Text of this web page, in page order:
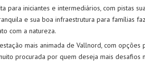
para iniciantes e intermediários, com pistas
e sua boa infraestrutura para famílias
com a natureza.
mais animada de Vallnord, com
procurada por quem deseja mais